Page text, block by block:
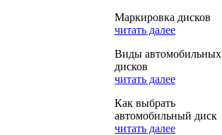
Маркировка дисков
читать далее
Виды автомобильных
дисков
читать далее
Как выбрать
автомобильный диск
читать далее